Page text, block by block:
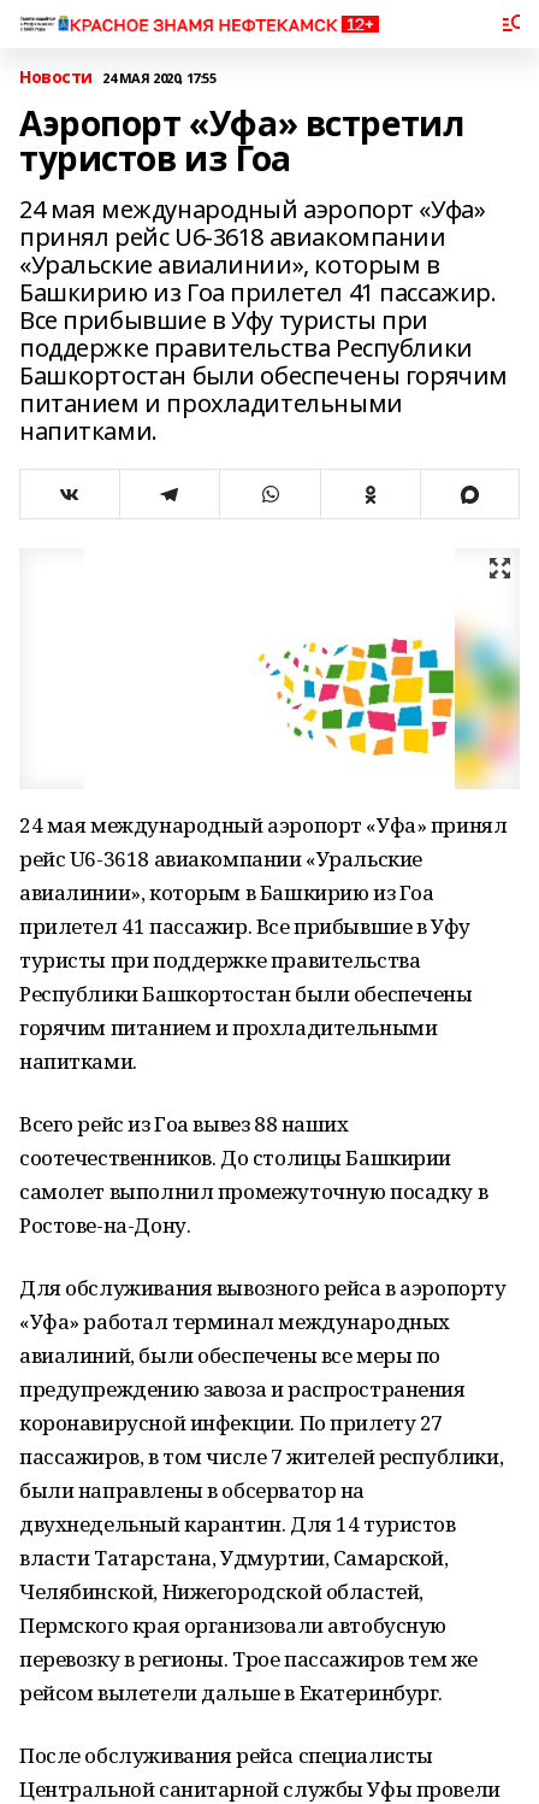
Новости 24 МАЯ 2020, 17:55
Аэропорт «Уфа» встретил
туристов из Гоа
24 мая международный аэропорт «Уфа»
принял рейс U6-3618 авиакомпании
«Уральские авиалинии», которым в
Башкирию из Гоа прилетел 41 пассажир.
Все прибывшие в Уфу туристы при
поддержке правительства Республики
Башкортостан были обеспечены горячим
питанием и прохладительными
напитками.
24 мая международный аэропорт «Уфа» принял
рейс U6-3618 авиакомпании «Уральские
авиалинии», которым в Башкирию из Гоа
прилетел 41 пассажир. Все прибывшие в Уфу
туристы при поддержке правительства
Республики Башкортостан были обеспечены
горячим питанием и прохладительными
напитками.
Всего рейс из Гоа вывез 88 наших
соотечественников. До столицы Башкирии
самолет выполнил промежуточную посадку в
Ростове-на-Дону.
Для обслуживания вывозного рейса в аэропорту
«Уфа» работал терминал международных
авиалиний, были обеспечены все меры по
предупреждению завоза и распространения
коронавирусной инфекции. По прилету 27
пассажиров, в том числе 7 жителей республики,
были направлены в обсерватор на
двухнедельный карантин. Для 14 туристов
власти Татарстана, Удмуртии, Самарской,
Челябинской, Нижегородской областей,
Пермского края организовали автобусную
перевозку в регионы. Трое пассажиров тем же
рейсом вылетели дальше в Екатеринбург.
После обслуживания рейса специалисты
Центральной санитарной службы Уфы провели